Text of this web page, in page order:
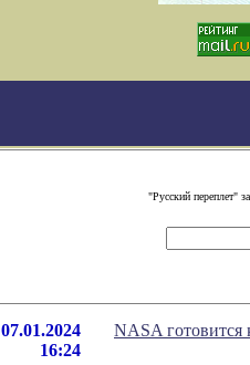
"Русский переплет"
07.01.2024
16:24
NASA